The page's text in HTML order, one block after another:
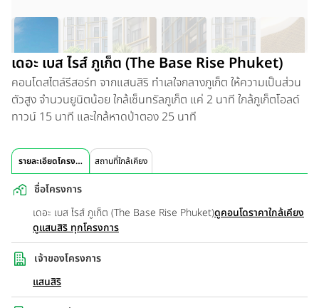
เดอะ เบส ไรส์ ภูเก็ต (The Base Rise Phuket)
คอนโดสไตล์รีสอร์ท จากแสนสิริ ทำเลใจกลางภูเก็ต ให้ความเป็นส่วน
ตัวสูง จำนวนยูนิตน้อย ใกล้เซ็นทรัลภูเก็ต แค่ 2 นาที ใกล้ภูเก็ตโอลด์
ทาวน์ 15 นาที และใกล้หาดป่าตอง 25 นาที
รายละเอียดโครงการ สถานที่ใกล้เคียง
ชื่อโครงการ
เดอะ เบส ไรส์ ภูเก็ต (The Base Rise Phuket)ดูคอนโดราคาใกล้เคียง
ดูแสนสิริ ทุกโครงการ
เจ้าของโครงการ
แสนสิริ